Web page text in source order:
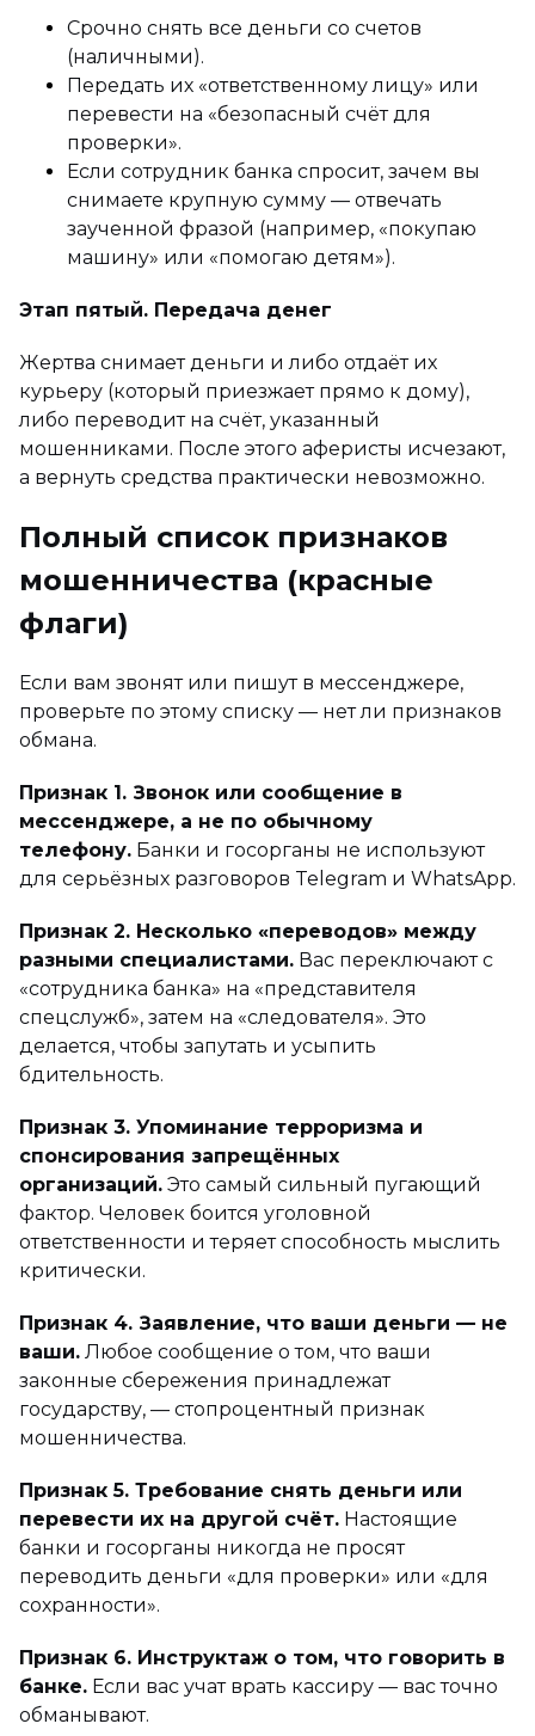
Срочно снять все деньги со счетов
(наличными).
Передать их «ответственному лицу» или
перевести на «безопасный счёт для
проверки».
Если сотрудник банка спросит, зачем вы
снимаете крупную сумму — отвечать
заученной фразой (например, «покупаю
машину» или «помогаю детям»).
Этап пятый. Передача денег
Жертва снимает деньги и либо отдаёт их
курьеру (который приезжает прямо к дому),
либо переводит на счёт, указанный
мошенниками. После этого аферисты исчезают,
а вернуть средства практически невозможно.
Полный список признаков
мошенничества (красные
флаги)
Если вам звонят или пишут в мессенджере,
проверьте по этому списку — нет ли признаков
обмана.
Признак 1. Звонок или сообщение в
мессенджере, а не по обычному
телефону. Банки и госорганы не используют
для серьёзных разговоров Telegram и WhatsApp.
Признак 2. Несколько «переводов» между
разными специалистами. Вас переключают с
«сотрудника банка» на «представителя
спецслужб», затем на «следователя». Это
делается, чтобы запутать и усыпить
бдительность.
Признак 3. Упоминание терроризма и
спонсирования запрещённых
организаций. Это самый сильный пугающий
фактор. Человек боится уголовной
ответственности и теряет способность мыслить
критически.
Признак 4. Заявление, что ваши деньги — не
ваши. Любое сообщение о том, что ваши
законные сбережения принадлежат
государству, — стопроцентный признак
мошенничества.
Признак 5. Требование снять деньги или
перевести их на другой счёт. Настоящие
банки и госорганы никогда не просят
переводить деньги «для проверки» или «для
сохранности».
Признак 6. Инструктаж о том, что говорить в
банке. Если вас учат врать кассиру — вас точно
обманывают.